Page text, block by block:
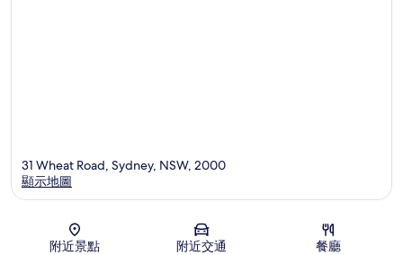
地圖
31 Wheat Road, Sydney, NSW, 2000
顯示地圖
附近景點 附近交通 餐廳